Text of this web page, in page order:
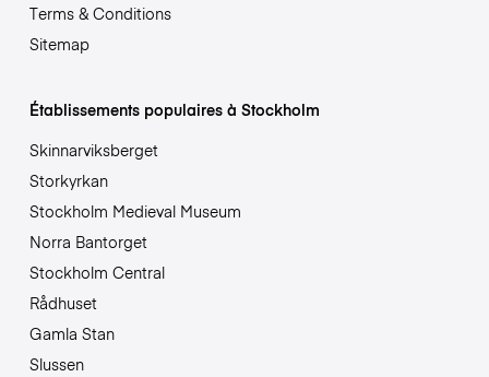
Terms & Conditions
Sitemap
Établissements populaires à Stockholm
Skinnarviksberget
Storkyrkan
Stockholm Medieval Museum
Norra Bantorget
Stockholm Central
Rådhuset
Gamla Stan
Slussen